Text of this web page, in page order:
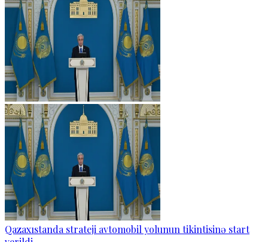
Qazaxıstanda strateji avtomobil yolunun tikintisinə start